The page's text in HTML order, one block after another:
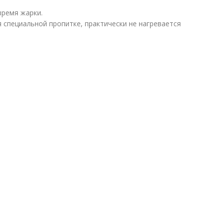
жарки.
пропитке, практически не нагревается